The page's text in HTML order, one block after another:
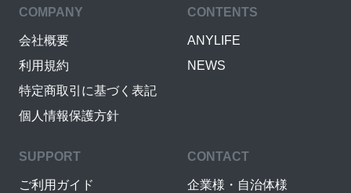
COMPANY
会社概要
利用規約
特定商取引に基づく表記
個人情報保護方針
CONTENTS
ANYLIFE
NEWS
SUPPORT
ご利用ガイド
CONTACT
企業様・自治体様